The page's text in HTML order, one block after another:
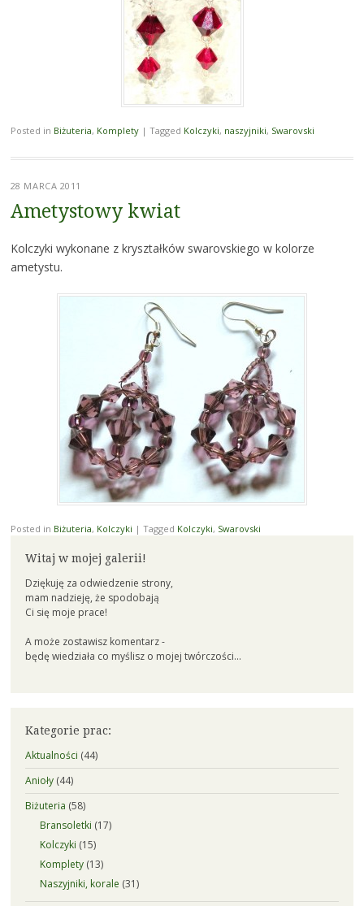
Posted in Biżuteria, Komplety | Tagged Kolczyki, naszyjniki, Swarovski
28 MARCA 2011
Ametystowy kwiat
Kolczyki wykonane z kryształków swarovskiego w kolorze
ametystu.
Posted in Biżuteria, Kolczyki | Tagged Kolczyki, Swarovski
Witaj w mojej galerii!
Dziękuję za odwiedzenie strony,
mam nadzieję, że spodobają
Ci się moje prace!
A może zostawisz komentarz -
będę wiedziała co myślisz o mojej twórczości...
Kategorie prac:
Aktualności (44)
Anioły(44)
Biżuteria (58)
Bransoletki (17)
Kolczyki (15)
Komplety(13)
Naszyjniki, korale (31)